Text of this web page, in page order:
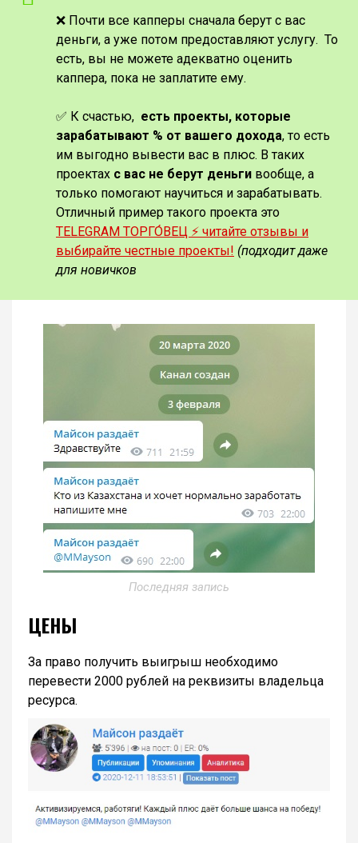
❌ Почти все капперы сначала берут с вас
деньги, а уже потом предоставляют услугу. То
есть, вы не можете адекватно оценить
каппера, пока не заплатите ему.
✅ К счастью, есть проекты, которые
зарабатывают % от вашего дохода, то есть
им выгодно вывести вас в плюс. В таких
проектах с вас не берут деньги вообще, а
только помогают научиться и зарабатывать.
Отличный пример такого проекта это
TELEGRAM ТОРГО́ВЕЦ ⚡️ читайте отзывы и
выбирайте честные проекты! (подходит даже
для новичков
Последняя запись
ЦЕНЫ
За право получить выигрыш необходимо
перевести 2000 рублей на реквизиты владельца
ресурса.